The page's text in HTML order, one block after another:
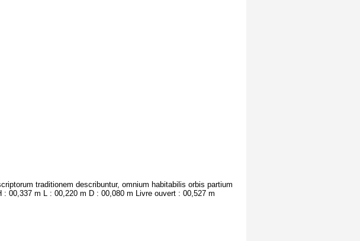
traditionem describuntur, omnium habitabilis orbis partium
00,337 m L : 00,220 m D : 00,080 m Livre ouvert : 00,527 m